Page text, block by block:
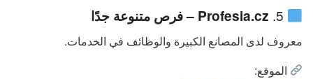
Profesia.cz – فرص متنوعة جدًا
معروف لدى المصانع الكبيرة والوظائف في الخدمات.
الموقع: